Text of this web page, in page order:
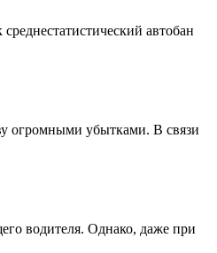
автобан
огромными убытками. В связи
водителя. Однако, даже при